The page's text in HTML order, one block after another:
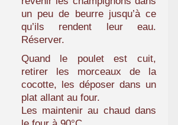
un peu de beurre jusqu’à ce
qu’ils rendent leur eau.
Réserver.
Quand le poulet est cuit,
retirer les morceaux de la
cocotte, les déposer dans un
plat allant au four.
Les maintenir au chaud dans